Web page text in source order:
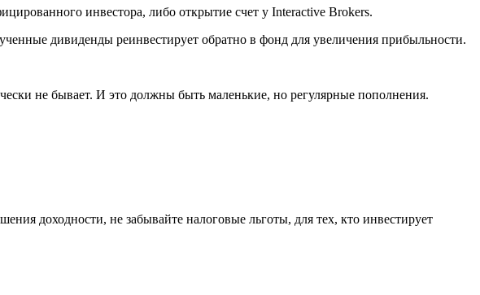
инвестора, либо открытие счет у Interactive Brokers.
дивиденды реинвестирует обратно в фонд для увеличения прибыльности.
не бывает. И это должны быть маленькие, но регулярные пополнения.
доходности, не забывайте налоговые льготы, для тех, кто инвестирует